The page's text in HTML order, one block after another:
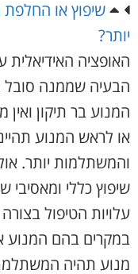
יותר?
האופציה
הבעיה שממנה
המנוע בר תיקון
או לראש המנוע
והמשתלמות יותר.
שיפוץ כללי
עלויות הטיפול
במקרים בהם המנוע
מנוע תהיה